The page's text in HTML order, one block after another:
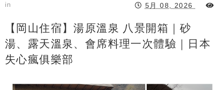
in 5月 08, 2026
【岡山住宿】湯原溫泉 八景開箱｜砂
湯、露天溫泉、會席料理一次體驗｜日本
失心瘋俱樂部